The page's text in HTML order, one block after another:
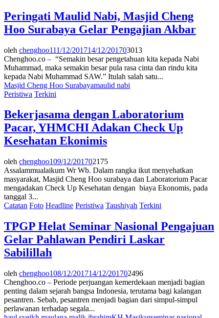
Peringati Maulid Nabi, Masjid Cheng
Hoo Surabaya Gelar Pengajian Akbar
oleh chenghoo111/12/201714/12/201703013
Chenghoo.co – “Semakin besar pengetahuan kita kepada Nabi
Muhammad, maka semakin besar pula rasa cinta dan rindu kita
kepada Nabi Muhammad SAW.” Itulah salah satu...
Masjid Cheng Hoo Surabayamaulid nabi
Peristiwa Terkini
Bekerjasama dengan Laboratorium
Pacar, YHMCHI Adakan Check Up
Kesehatan Ekonimis
oleh chenghoo109/12/201702175
Assalammualaikum Wr Wb. Dalam rangka ikut menyehatkan
masyarakat, Masjid Cheng Hoo surabaya dan Laboratorium Pacar
mengadakan Check Up Kesehatan dengan biaya Ekonomis, pada
tanggal 3...
Catatan Foto Headline Peristiwa Taushiyah Terkini
TPGP Helat Seminar Nasional Pengajuan
Gelar Pahlawan Pendiri Laskar
Sabilillah
oleh chenghoo108/12/201714/12/201702496
Chenghoo.co – Periode perjuangan kemerdekaan menjadi bagian
penting dalam sejarah bangsa Indonesia, terutama bagi kalangan
pesantren. Sebab, pesantren menjadi bagian dari simpul-simpul
perlawanan terhadap segala...